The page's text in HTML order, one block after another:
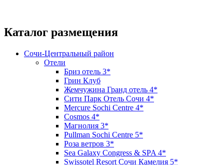
Каталог размещения
Сочи-Центральный район
Отели
Бриз отель 3*
Грин Клуб
Жемчужина Гранд отель 4*
Сити Парк Отель Сочи 4*
Mercure Sochi Centre 4*
Cosmos 4*
Магнолия 3*
Pullman Sochi Сеntre 5*
Роза ветров 3*
Sea Galaxy Congress & SPA 4*
Swissotel Resort Сочи Камелия 5*